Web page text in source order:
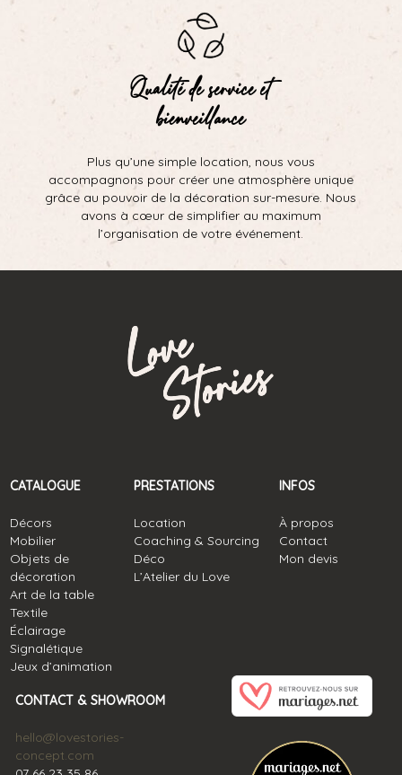
Qualité de service et
bienveillance
Plus qu’une simple location, nous vous
accompagnons pour créer une atmosphère unique
grâce au pouvoir de la décoration sur-mesure. Nous
avons à cœur de simplifier au maximum
l’organisation de votre événement.
CATALOGUE
Décors
Mobilier
Objets de
décoration
Art de la table
Textile
Éclairage
Signalétique
Jeux d’animation
PRESTATIONS
Location
Coaching & Sourcing
Déco
L’Atelier du Love
INFOS
À propos
Contact
Mon devis
CONTACT & SHOWROOM
hello@lovestories-
concept.com